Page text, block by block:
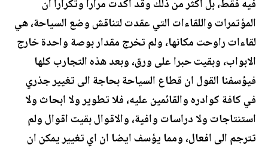
فيه فقط، بل اكثر من ذلك وقد اكدت مرارا وتكرارا ان
المؤتمرات واللقاءات التي عقدت لتناقش وضع السياحة، هي
لقاءات راوحت مكانها، ولم تخرج مقدار بوصة واحدة خارج
الابواب، وبقيت حبرا على ورق، وبعد هذه التجارب كلها
فيؤسفنا القول ان قطاع السياحة بحاجة الى تغيير جذري
في كافة كوادره والقائمين عليه، فلا تطوير ولا ابحاث ولا
استنتاجات ولا دراسات وافية، والاقوال بقيت اقوال ولم
تترجم الى افعال، ومما يؤسف ايضا ان اي تغيير يمكن ان